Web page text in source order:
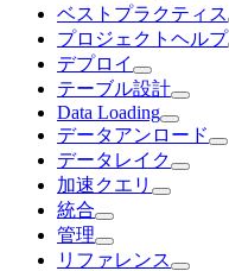
ベストプラクティス
プロジェクトヘルプ
デプロイ
テーブル設計
Data Loading
データアンロード
データレイク
加速クエリ
統合
管理
リファレンス